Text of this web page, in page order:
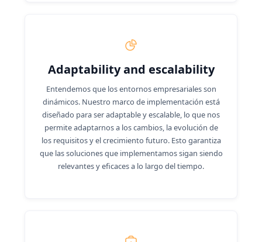
Adaptability and escalability
Entendemos que los entornos empresariales son
dinámicos. Nuestro marco de implementación está
diseñado para ser adaptable y escalable, lo que nos
permite adaptarnos a los cambios, la evolución de
los requisitos y el crecimiento futuro. Esto garantiza
que las soluciones que implementamos sigan siendo
relevantes y eficaces a lo largo del tiempo.